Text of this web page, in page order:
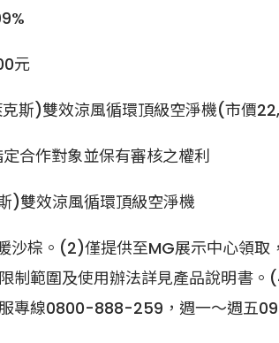
元
斯)雙效涼風循環頂級空淨機(市價
合作對象並保有審核之權利
)雙效涼風循環頂級空淨機
沙棕。(2)僅提供至MG展示中心領
制範圍及使用辦法詳見產品說明書
專線0800-888-259，週一～週五